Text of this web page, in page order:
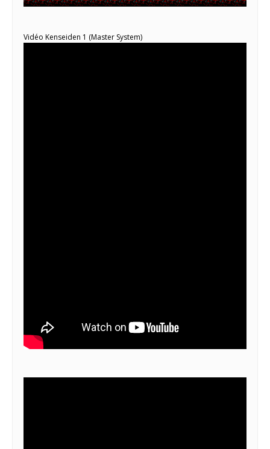
Vidéo Kenseiden 1 (Master System)